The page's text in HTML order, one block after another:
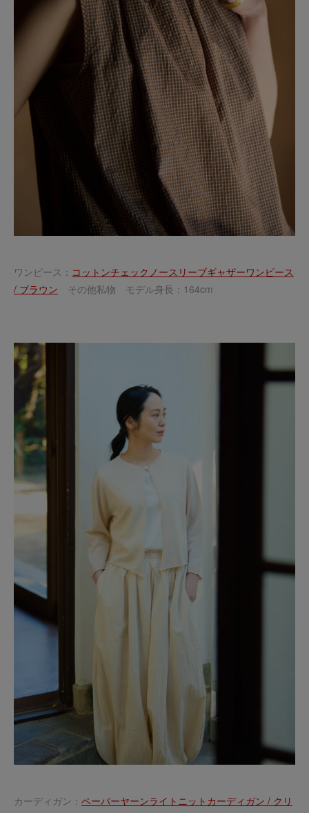
ワンピース： コットンチェックノースリーブギャザーワンピース
/ ブラウン その他私物 モデル身長：164cm
カーディガン： ペーパーヤーンライトニットカーディガン / クリ